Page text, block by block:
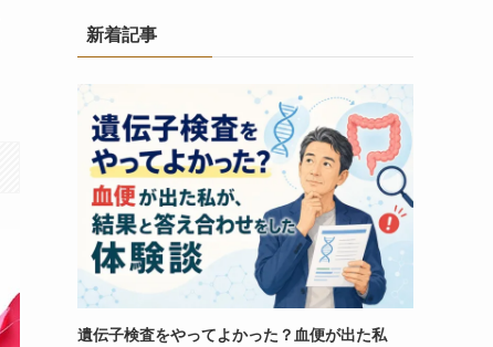
新着記事
遺伝子検査をやってよかった？血便が出た私